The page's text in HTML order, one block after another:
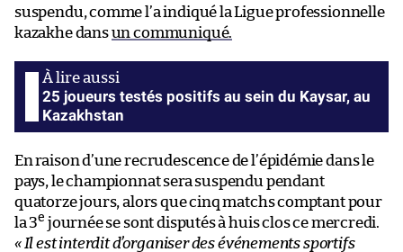
suspendu, comme l’a indiqué la Ligue professionnelle
kazakhe dansun communiqué.
25 joueurs testés positifs au sein du Kaysar, au
Kazakhstan
En raison d’une recrudescence de l’épidémie dans le
pays, le championnat sera suspendu pendant
quatorze jours, alors que cinq matchs comptant pour
la 3e journée se sont disputés à huis clos ce mercredi.
« Il est interdit d’organiser des événements sportifs